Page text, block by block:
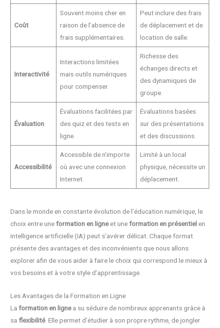
Coût
Souvent moins cher en
raison de l’absence de
frais supplémentaires.
Peut inclure des frais
de déplacement et de
location de salle.
Interactivité
Interactions limitées
mais outils numériques
pour compenser.
Richesse des
échanges directs et
des dynamiques de
groupe.
Évaluation
Évaluations facilitées par
des quiz et des tests en
ligne.
Évaluations basées
sur des présentations
et des discussions.
Accessibilité
Accessible de n’importe
où avec une connexion
Internet.
Limité à un local
physique, nécessite un
déplacement.
Dans le monde en constante évolution de l’éducation numérique, le
choix entre uneformation en ligneet uneformation en présentiel en
intelligence artificielle (IA) peut s’avérer délicat. Chaque format
présente des avantages et des inconvénients que nous allons
explorer afin de vous aider à faire le choix qui correspond le mieux à
vos besoins et à votre style d’apprentissage.
Les Avantages de la Formation en Ligne
Laformation en lignea su séduire de nombreux apprenants grâce à
saflexibilité. Elle permet d’étudier à son propre rythme, de jongler